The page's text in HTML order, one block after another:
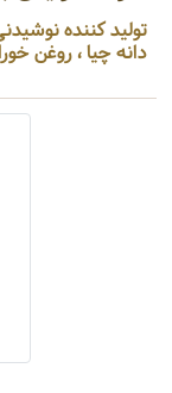
تولید
دانه چیا ، روغن